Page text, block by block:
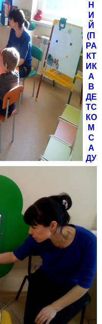
Н
И
Й
(П
РА
КТ
ИК
А
В
ДЕ
ТС
КО
М
С
А
ДУ